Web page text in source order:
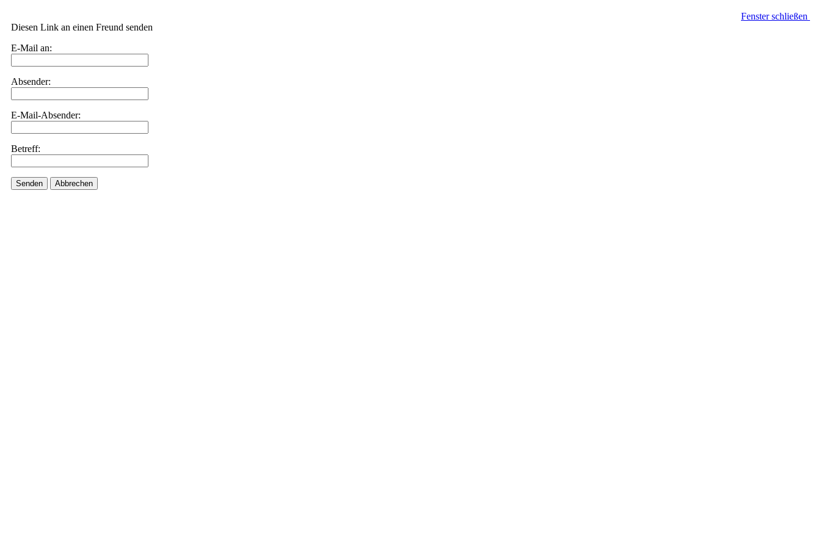
Fenster schließen
Diesen Link an einen Freund senden
E-Mail an:
Absender:
E-Mail-Absender:
Betreff:
Senden Abbrechen